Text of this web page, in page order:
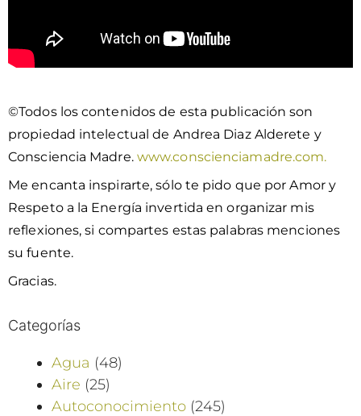
©Todos los contenidos de esta publicación son
propiedad intelectual de Andrea Diaz Alderete y
Consciencia Madre. www.conscienciamadre.com.
Me encanta inspirarte, sólo te pido que por Amor y
Respeto a la Energía invertida en organizar mis
reflexiones, si compartes estas palabras menciones
su fuente.
Gracias.
Categorías
Agua (48)
Aire (25)
Autoconocimiento (245)